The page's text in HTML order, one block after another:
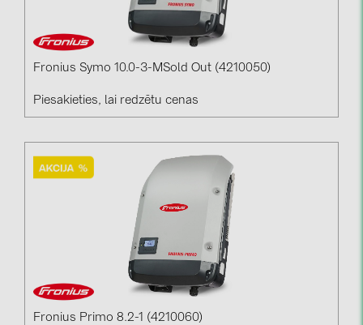
NOVOTEGRA (315)
PROJOY (3)
PYLONTECH (17)
SMA (1)
Stäubli (2)
TIGO (4)
Fronius Symo 10.0-3-MSold Out (4210050)
Piesakieties, lai redzētu cenas
Fronius Primo 8.2-1 (4210060)